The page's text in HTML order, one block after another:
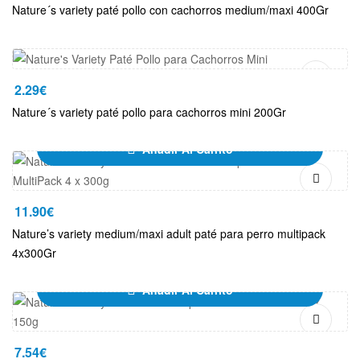
Nature´s variety paté pollo con cachorros medium/maxi 400Gr
2.29€
Nature´s variety paté pollo para cachorros mini 200Gr
Añadir Al Carrito
11.90€
Nature’s variety medium/maxi adult paté para perro multipack
4x300Gr
Añadir Al Carrito
7.54€